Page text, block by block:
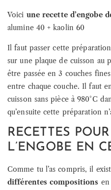
Voici une recette d’engobe
alumine 40 + kaolin 60
Il faut passer cette
sur une plaque de cuisson au
être passée en 3 couches
entre chaque couche. Il faut
cuisson sans pièce à 980°C
qu’ensuite cette préparation
RECETTES
L’ENGOBE EN
Comme tu l’as compris, il
différentes compositions